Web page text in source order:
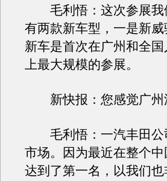
毛利悟：这次参展我
有两款新车型，一是新
新车是首次在广州和全
上最大规模的参展。
新快报：您感觉广州
毛利悟：一汽丰田公
市场。因为最近在整个
达到了第一名，以我们